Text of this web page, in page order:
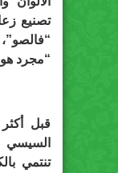
تصنيع
“مجرد
قبل
السيسي
تنتمي